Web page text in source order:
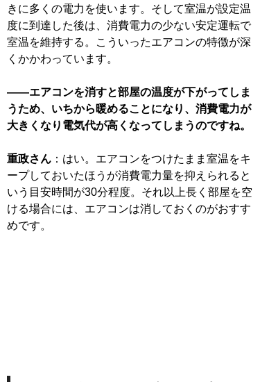
きに多くの電力を使います。そして室温が設定温
度に到達した後は、消費電力の少ない安定運転で
室温を維持する。こういったエアコンの特徴が深
くかかわっています。
――エアコンを消すと部屋の温度が下がってしま
うため、いちから暖めることになり、消費電力が
大きくなり電気代が高くなってしまうのですね。
重政さん ：はい。エアコンをつけたまま室温をキ
ープしておいたほうが消費電力量を抑えられると
いう目安時間が30分程度。それ以上長く部屋を空
ける場合には、エアコンは消しておくのがおすす
めです。